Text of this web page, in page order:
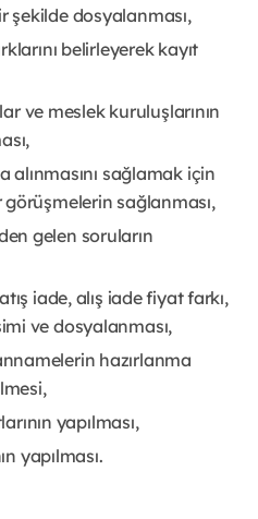
şekilde dosyalanması,
belirleyerek kayıt
ve meslek kuruluşlarının
alınmasını sağlamak için
görüşmelerin sağlanması,
gelen soruların
iade, alış iade fiyat farkı,
ve dosyalanması,
hazırlanma
yapılması,
yapılması.